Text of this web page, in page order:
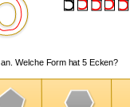
an. Welche Form hat 5 Ecken?